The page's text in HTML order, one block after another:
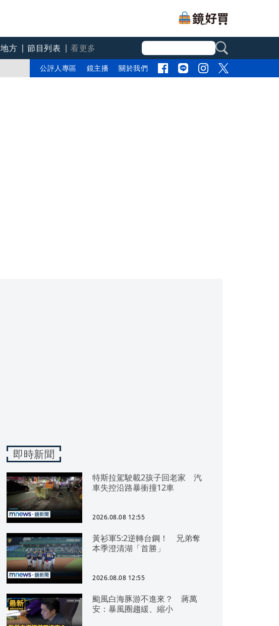
地方 節目列表
看更多
公評人專區 鏡主播 關於我們
即時新聞
特斯拉駕駛載2孩子回老家 汽
車失控沿路暴衝撞12車
2026.08.08 12:55
黃衫軍5:2逆轉台鋼！ 兄弟奪
本季澄清湖「首勝」
2026.08.08 12:55
颱風白海豚游不進來？ 蔣萬
安：暴風圈趨緩、縮小